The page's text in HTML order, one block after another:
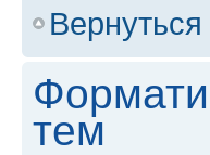
тем